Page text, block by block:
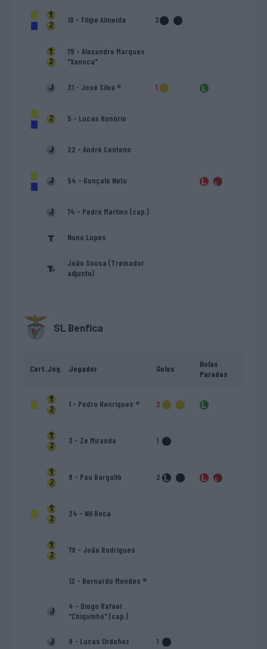
18 - Filipe Almeida 2
79 - Alexandre Marques
"Xanoca"
31 - José Silva ® 1
5 - Lucas Honório
22 - André Centeno
54 - Gonçalo Neto
74 - Pedro Martins (cap.)
Nuno Lopes
João Sousa (Treinador
adjunto)
SL Benfica
Cart.Jog. Jogador Golos
Bolas
Paradas
1 - Pedro Henriques ® 2
3 - Zé Miranda 1
8 - Pau Bargalló 2
24 - Nil Roca
79 - João Rodrigues
12 - Bernardo Mendes ®
4 - Diogo Rafael
"Chiquinho" (cap.)
9 - Lucas Ordoñez 1